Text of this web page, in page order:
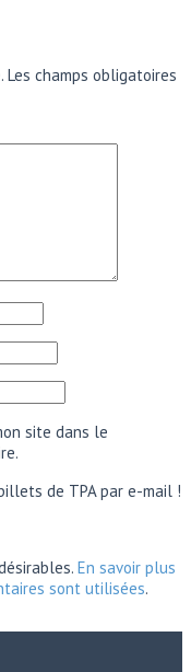
Les champs obligatoires
site dans le
de TPA par e-mail !
En savoir plus
sont utilisées.